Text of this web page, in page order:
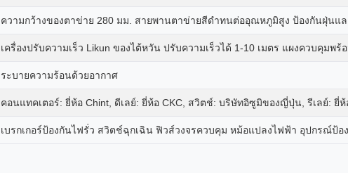
ความกว้างของตาข่าย 280 มม. สายพานตาข่ายสีดำทนต่ออุณหภูมิสูง ป้องกันฝุ่นแ
เครื่องปรับความเร็ว Likun ของไต้หวัน ปรับความเร็วได้ 1-10 เมตร แผงควบคุมพร้
ระบายความร้อนด้วยอากาศ
คอนแทคเตอร์: ยี่ห้อ Chint, ดีเลย์: ยี่ห้อ CKC, สวิตช์: บริษัทอิซูมิของญี่ปุ่น, รีเลย์: ยี่ห้
เบรกเกอร์ป้องกันไฟรั่ว สวิตช์ฉุกเฉิน ฟิวส์วงจรควบคุม หม้อแปลงไฟฟ้า อุปกรณ์ป้